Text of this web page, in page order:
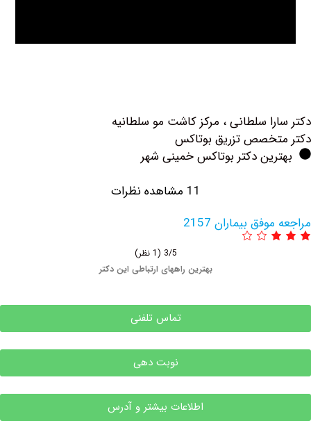
سلطانی ، مرکز کاشت مو سلطانیه
تزریق بوتاكس
دکتر بوتاکس خمینی شهر
بیماران 2157
بهترین راههای ارتباطی این دکتر
تماس تلفنی
نوبت دهی
اطلاعات بیشتر و آدرس